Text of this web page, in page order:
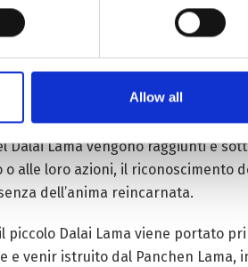
Allow all
viene cremato, quella presa
del Lama di Samye, si chiedono
Dalai Lama vengono raggiunti e
alle loro azioni, il riconoscimento
dell’anima reincarnata.
piccolo Dalai Lama viene portato
e venir istruito dal Panchen Lama,